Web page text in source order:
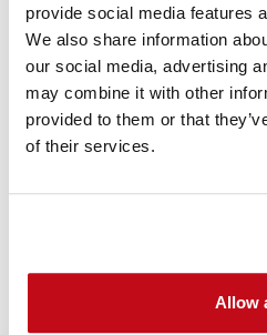
provide social media features
We also share information
our social media, advertising
may combine it with other
provided to them or that
of their services.
Allow
dass diese sicher
Transports nicht
Ein Klimawechsel kann
transportierten Güter
der Fall, wenn ein Schiff
passiert. Die in einem
Umgebungstemperatur
Die Lashings sollten erst
nachdem berechnet und